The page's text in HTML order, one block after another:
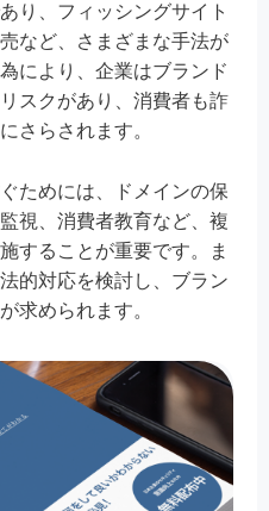
り、フィッシングサイト
など、さまざまな手法が
により、企業はブランド
スクがあり、消費者も詐
さらされます。
ためには、ドメインの保
視、消費者教育など、複
することが重要です。ま
的対応を検討し、ブラン
求められます。